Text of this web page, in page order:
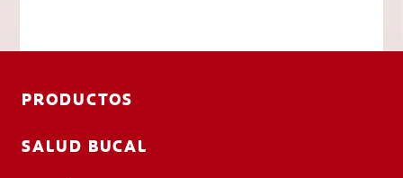
PRODUCTOS
SALUD BUCAL